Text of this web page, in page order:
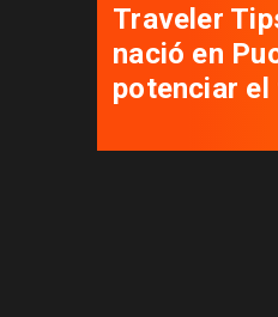
Traveler
nació en
potenciar